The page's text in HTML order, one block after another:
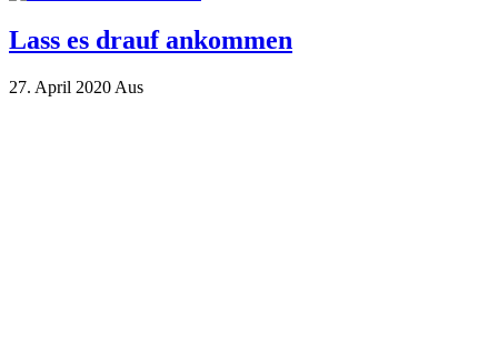
Lass es drauf ankommen
27. April 2020 Aus